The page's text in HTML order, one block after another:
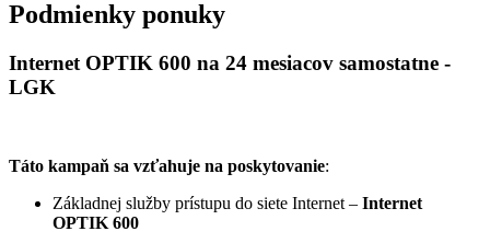
Podmienky ponuky
Internet OPTIK 600 na 24 mesiacov samostatne -
LGK
Táto kampaň sa vzťahuje na poskytovanie:
Základnej služby prístupu do siete Internet – Internet
OPTIK 600